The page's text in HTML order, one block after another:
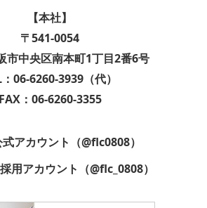
【本社】
〒541-0054
市中央区南本町1丁目2番6号
06-6260-3939（代）
FAX：06-6260-3355
アカウント（@flc0808）
用アカウント（@flc_0808）